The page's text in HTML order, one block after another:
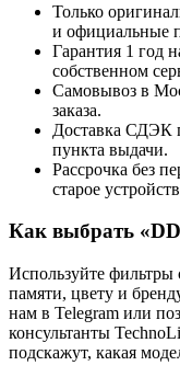
Только
и официальные
Гарантия 1 год
собственном
Самовывоз в
заказа.
Доставка СДЭК
пункта выдачи.
Рассрочка без
старое
Как выбрать «
Используйте фильтры
памяти, цвету и
нам в Telegram или
консультанты
подскажут, какая